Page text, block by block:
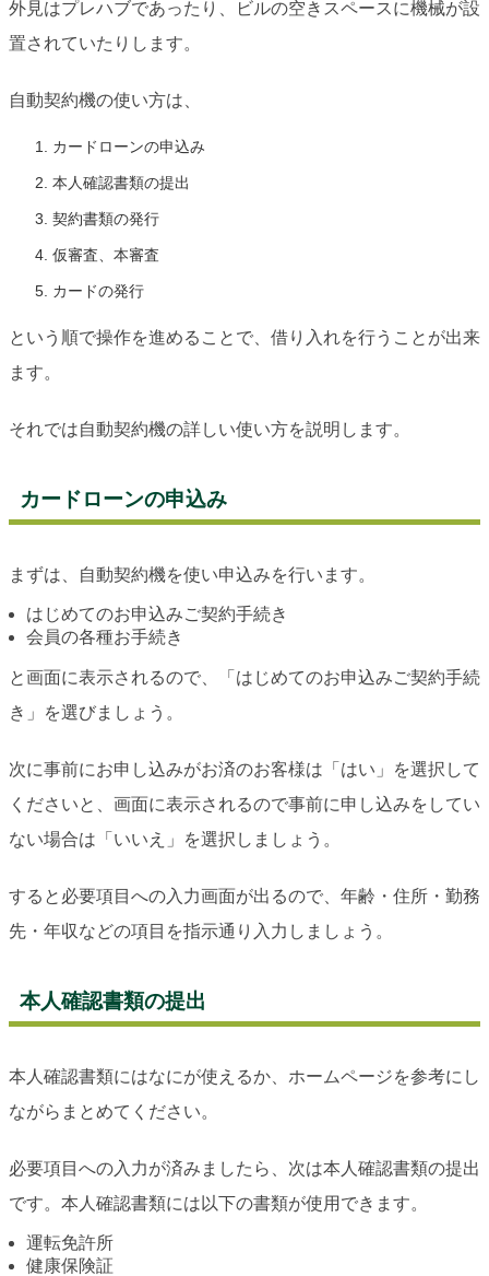
外見はプレハブであったり、ビルの空きスペースに機械が設
置されていたりします。
自動契約機の使い方は、
カードローンの申込み
本人確認書類の提出
契約書類の発行
仮審査、本審査
カードの発行
という順で操作を進めることで、借り入れを行うことが出来
ます。
それでは自動契約機の詳しい使い方を説明します。
カードローンの申込み
まずは、自動契約機を使い申込みを行います。
はじめてのお申込みご契約手続き
会員の各種お手続き
と画面に表示されるので、「はじめてのお申込みご契約手続
き」を選びましょう。
次に事前にお申し込みがお済のお客様は「はい」を選択して
くださいと、画面に表示されるので事前に申し込みをしてい
ない場合は「いいえ」を選択しましょう。
すると必要項目への入力画面が出るので、年齢・住所・勤務
先・年収などの項目を指示通り入力しましょう。
本人確認書類の提出
本人確認書類にはなにが使えるか、ホームページを参考にし
ながらまとめてください。
必要項目への入力が済みましたら、次は本人確認書類の提出
です。本人確認書類には以下の書類が使用できます。
運転免許所
健康保険証